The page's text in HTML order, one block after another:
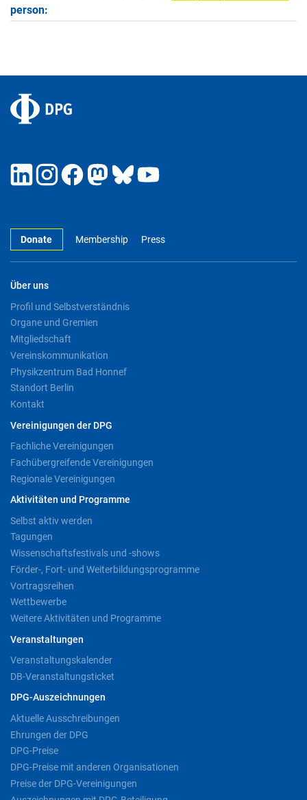
person:
Donate Membership Press
Über uns
Profil und Selbstverständnis
Organe und Gremien
Mitgliedschaft
Vereinskommunikation
Physikzentrum Bad Honnef
Standort Berlin
Kontakt
Vereinigungen der DPG
Fachliche Vereinigungen
Fachübergreifende Vereinigungen
Regionale Vereinigungen
Aktivitäten und Programme
Selbst aktiv werden
Tagungen
Wissenschaftsfestivals und -shows
Förder-, Fort- und Weiterbildungsprogramme
Vortragsreihen
Wettbewerbe
Weitere Aktivitäten und Programme
Veranstaltungen
Veranstaltungskalender
DB-Veranstaltungsticket
DPG-Auszeichnungen
Aktuelle Ausschreibungen
Ehrungen der DPG
DPG-Preise
DPG-Preise mit anderen Organisationen
Preise der DPG-Vereinigungen